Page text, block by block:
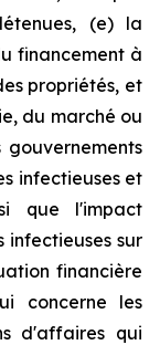
(e) la
financement à
propriétés, et
du marché ou
infectieuses et
que l'impact
sur
financière
concerne les
d'affaires qui